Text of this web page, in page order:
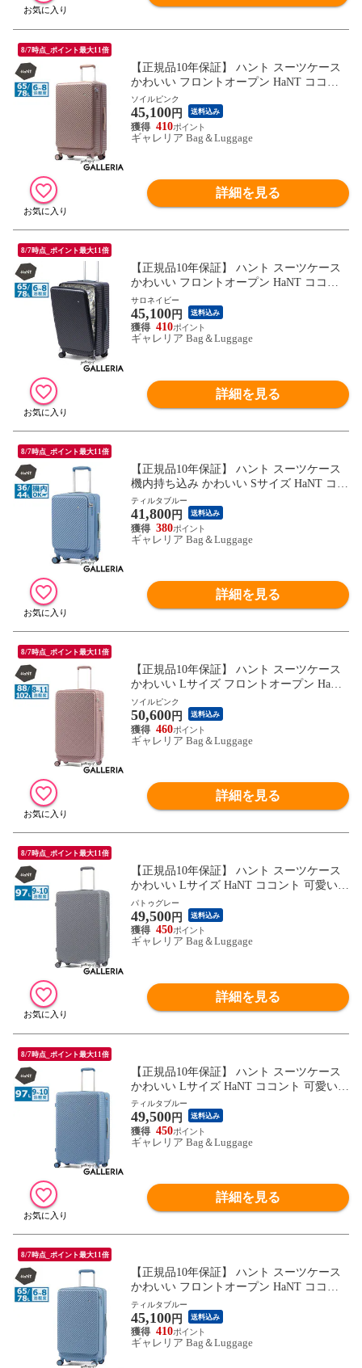
8/7時点_ポイント最大11倍
【正規品10年保証】 ハント スーツケース
かわいい フロントオープン HaNT ココン
ト 可愛い おしゃれ 拡張機能付き 長期 65L
78L 6泊 7泊 8泊 ストッパー付き ミニバッ
グ付き 旅行 拡張 05512 wsb
ソイルピンク
45,100円 送料込み
410
ギャレリア Bag＆Luggage
詳細を見る
8/7時点_ポイント最大11倍
【正規品10年保証】 ハント スーツケース
かわいい フロントオープン HaNT ココン
ト 可愛い おしゃれ 拡張機能付き 長期 65L
78L 6泊 7泊 8泊 ストッパー付き ミニバッ
グ付き 旅行 拡張 05512 wsb
サロネイビー
45,100円 送料込み
410
ギャレリア Bag＆Luggage
詳細を見る
8/7時点_ポイント最大11倍
【正規品10年保証】 ハント スーツケース
機内持ち込み かわいい Sサイズ HaNT ココ
ント フロントオープン 可愛い おしゃれ 拡
張機能付き S 36L 44L 3泊 4泊 5泊 ストッ
パー付き ミニバッグ付き 旅行 05511 wsb
ティルタブルー
41,800円 送料込み
380
ギャレリア Bag＆Luggage
詳細を見る
8/7時点_ポイント最大11倍
【正規品10年保証】 ハント スーツケース
かわいい Lサイズ フロントオープン HaNT
ココント 可愛い おしゃれ 長期 拡張機能付
き 88L 102L 8泊 9泊 10泊 一週間 ストッパ
ー ミニバッグ付き 旅行 大容量 05517 wsb
ソイルピンク
50,600円 送料込み
460
ギャレリア Bag＆Luggage
詳細を見る
8/7時点_ポイント最大11倍
【正規品10年保証】 ハント スーツケース
かわいい Lサイズ HaNT ココント 可愛い
おしゃれ 長期 97L 9泊 10泊 一週間 ストッ
パー付き ミニバッグ付き 旅行 大きい 大容
量 大型 05516 wsb
パトゥグレー
49,500円 送料込み
450
ギャレリア Bag＆Luggage
詳細を見る
8/7時点_ポイント最大11倍
【正規品10年保証】 ハント スーツケース
かわいい Lサイズ HaNT ココント 可愛い
おしゃれ 長期 97L 9泊 10泊 一週間 ストッ
パー付き ミニバッグ付き 旅行 大きい 大容
量 大型 05516 wsb
ティルタブルー
49,500円 送料込み
450
ギャレリア Bag＆Luggage
詳細を見る
8/7時点_ポイント最大11倍
【正規品10年保証】 ハント スーツケース
かわいい フロントオープン HaNT ココン
ト 可愛い おしゃれ 拡張機能付き 長期 65L
78L 6泊 7泊 8泊 ストッパー付き ミニバッ
グ付き 旅行 拡張 05512 wsb
ティルタブルー
45,100円 送料込み
410
ギャレリア Bag＆Luggage